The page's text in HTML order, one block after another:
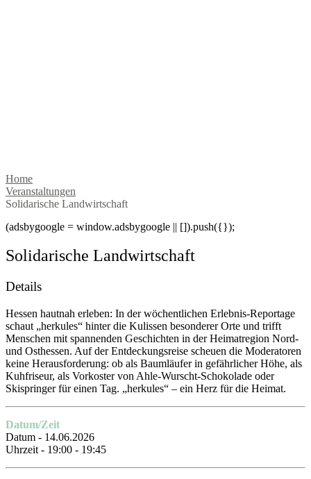
Home
Veranstaltungen
Solidarische Landwirtschaft
(adsbygoogle = window.adsbygoogle || []).push({});
Solidarische Landwirtschaft
Details
Hessen hautnah erleben: In der wöchentlichen Erlebnis-Reportage
schaut „herkules“ hinter die Kulissen besonderer Orte und trifft
Menschen mit spannenden Geschichten in der Heimatregion Nord-
und Osthessen. Auf der Entdeckungsreise scheuen die Moderatoren
keine Herausforderung: ob als Baumläufer in gefährlicher Höhe, als
Kuhfriseur, als Vorkoster von Ahle-Wurscht-Schokolade oder
Skispringer für einen Tag. „herkules“ – ein Herz für die Heimat.
Datum/Zeit
Datum - 14.06.2026
Uhrzeit - 19:00 - 19:45